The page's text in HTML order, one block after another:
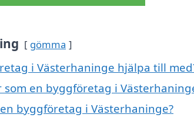
gömma
i Västerhaninge hjälpa till
som en byggföretag i
byggföretag i Västerhaninge?